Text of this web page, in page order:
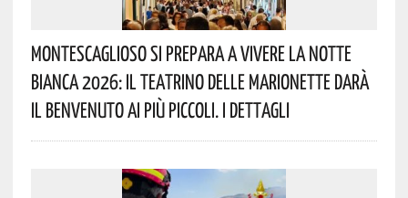
Montescaglioso Si Prepara A Vivere La Notte
Bianca 2026: Il Teatrino Delle Marionette Darà
Il Benvenuto Ai Più Piccoli. I Dettagli